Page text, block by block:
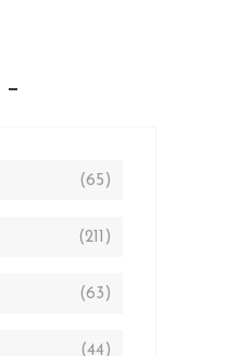
(65)
(211)
(63)
(44)